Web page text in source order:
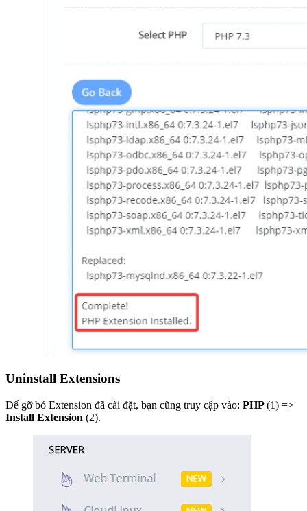
Uninstall Extensions
Để gỡ bỏ Extension đã cài đặt, bạn cũng truy cập vào: PHP(1) =>
Install Extension (2).